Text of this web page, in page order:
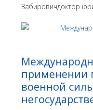
Забировичдоктор
применении
военной